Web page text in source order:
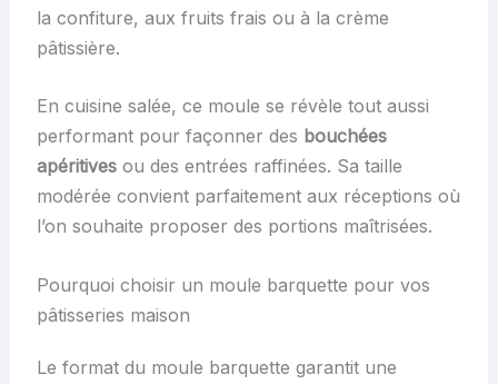
la confiture, aux fruits frais ou à la crème
pâtissière.
En cuisine salée, ce moule se révèle tout aussi
performant pour façonner des bouchées
apéritivesou des entrées raffinées. Sa taille
modérée convient parfaitement aux réceptions où
l’on souhaite proposer des portions maîtrisées.
Pourquoi choisir un moule barquette pour vos
pâtisseries maison
Le format du moule barquette garantit une